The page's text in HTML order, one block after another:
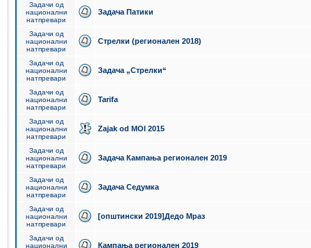
Задачи од
национални
натпревари
Задача Патики
Задачи од
национални
натпревари
Стрелки (регионален 2018)
Задачи од
национални
натпревари
Задача „Стрелки“
Задачи од
национални
натпревари
Tarifa
Задачи од
национални
натпревари
Zajak od MOI 2015
Задачи од
национални
натпревари
Задача Кампања регионален 2019
Задачи од
национални
натпревари
Задача Седумка
Задачи од
национални
натпревари
[општински 2019]Дедо Мраз
Задачи од
национални
Кампања регионален 2019